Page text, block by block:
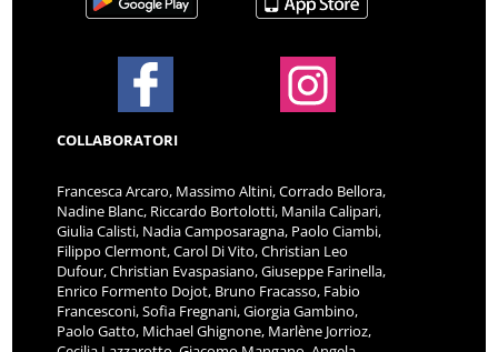
COLLABORATORI
Francesca Arcaro, Massimo Altini, Corrado Bellora,
Nadine Blanc, Riccardo Bortolotti, Manila Calipari,
Giulia Calisti, Nadia Camposaragna, Paolo Ciambi,
Filippo Clermont, Carol Di Vito, Christian Leo
Dufour, Christian Evaspasiano, Giuseppe Farinella,
Enrico Formento Dojot, Bruno Fracasso, Fabio
Francesconi, Sofia Fregnani, Giorgia Gambino,
Paolo Gatto, Michael Ghignone, Marlène Jorrioz,